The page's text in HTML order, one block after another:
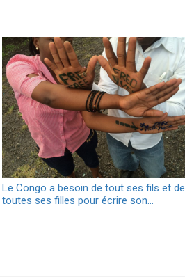
Le Congo a besoin de tout ses fils et de
toutes ses filles pour écrire son…